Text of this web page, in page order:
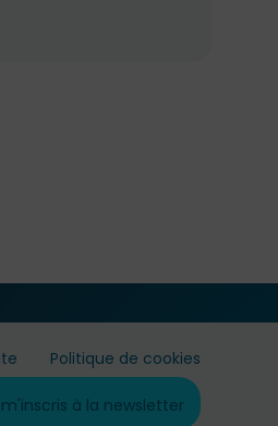
Politique de cookies
à la newsletter